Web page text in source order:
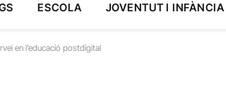
ESCOLA JOVENTUT I INFÀNCIA
en l’educació postdigital